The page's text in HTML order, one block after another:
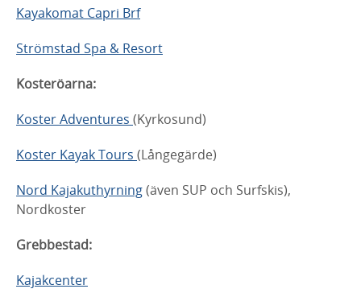
Kayakomat Capri Brf
Strömstad Spa & Resort
Kosteröarna:
Koster Adventures (Kyrkosund)
Koster Kayak Tours (Långegärde)
Nord Kajakuthyrning(även SUP och Surfskis),
Nordkoster
Grebbestad:
Kajakcenter